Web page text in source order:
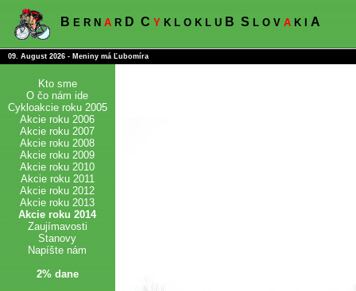
B E R N A R D C Y K L O K L U B S L O V A K I A
09. August 2026 - Meniny má Ľubomíra
Kto sme
O čo nám ide
Cykloakcie roku 2005
Akcie roku 2006
Akcie roku 2007
Akcie roku 2008
Akcie roku 2009
Akcie roku 2010
Akcie roku 2011
Akcie roku 2012
Akcie roku 2013
Akcie roku 2014
Zaujímavosti
Stanovy
Napíšte nám
2% dane